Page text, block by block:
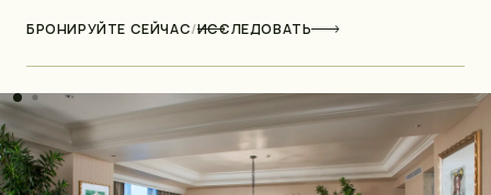
БРОНИРУЙТЕ СЕЙЧАС/ИССЛЕДОВАТЬ